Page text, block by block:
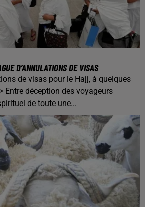
D’ANNULATIONS DE VISAS
de visas pour le Hajj, à quelques
Entre déception des voyageurs
de toute une...